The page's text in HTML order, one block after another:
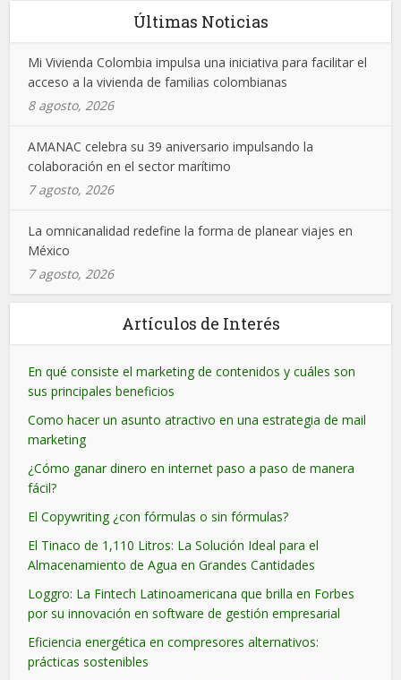
Últimas Noticias
Mi Vivienda Colombia impulsa una iniciativa para facilitar el
acceso a la vivienda de familias colombianas
8 agosto, 2026
AMANAC celebra su 39 aniversario impulsando la
colaboración en el sector marítimo
7 agosto, 2026
La omnicanalidad redefine la forma de planear viajes en
México
7 agosto, 2026
Artículos de Interés
En qué consiste el marketing de contenidos y cuáles son
sus principales beneficios
Como hacer un asunto atractivo en una estrategia de mail
marketing
¿Cómo ganar dinero en internet paso a paso de manera
fácil?
El Copywriting ¿con fórmulas o sin fórmulas?
El Tinaco de 1,110 Litros: La Solución Ideal para el
Almacenamiento de Agua en Grandes Cantidades
Loggro: La Fintech Latinoamericana que brilla en Forbes
por su innovación en software de gestión empresarial
Eficiencia energética en compresores alternativos:
prácticas sostenibles